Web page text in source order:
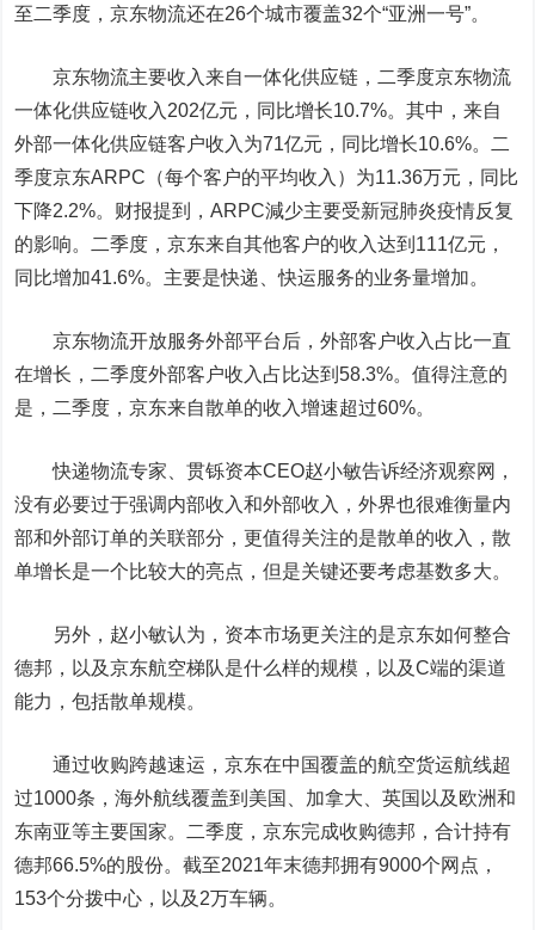
至二季度，京东物流还在26个城市覆盖32个“亚洲一号”。
京东物流主要收入来自一体化供应链，二季度京东物流
一体化供应链收入202亿元，同比增长10.7%。其中，来自
外部一体化供应链客户收入为71亿元，同比增长10.6%。二
季度京东ARPC（每个客户的平均收入）为11.36万元，同比
下降2.2%。财报提到，ARPC減少主要受新冠肺炎疫情反复
的影响。二季度，京东来自其他客户的收入达到111亿元，
同比增加41.6%。主要是快递、快运服务的业务量增加。
京东物流开放服务外部平台后，外部客户收入占比一直
在增长，二季度外部客户收入占比达到58.3%。值得注意的
是，二季度，京东来自散单的收入增速超过60%。
快递物流专家、贯铄资本CEO赵小敏告诉经济观察网，
没有必要过于强调内部收入和外部收入，外界也很难衡量内
部和外部订单的关联部分，更值得关注的是散单的收入，散
单增长是一个比较大的亮点，但是关键还要考虑基数多大。
另外，赵小敏认为，资本市场更关注的是京东如何整合
德邦，以及京东航空梯队是什么样的规模，以及C端的渠道
能力，包括散单规模。
通过收购跨越速运，京东在中国覆盖的航空货运航线超
过1000条，海外航线覆盖到美国、加拿大、英国以及欧洲和
东南亚等主要国家。二季度，京东完成收购德邦，合计持有
德邦66.5%的股份。截至2021年末德邦拥有9000个网点，
153个分拨中心，以及2万车辆。